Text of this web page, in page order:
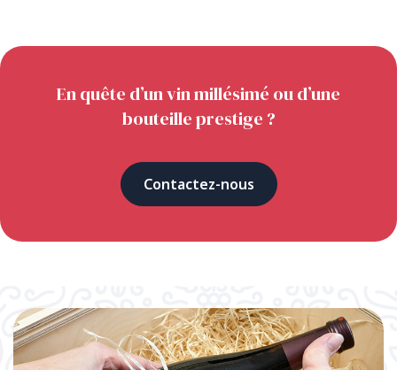
En quête d’un vin millésimé ou d’une
bouteille prestige ?
Contactez-nous